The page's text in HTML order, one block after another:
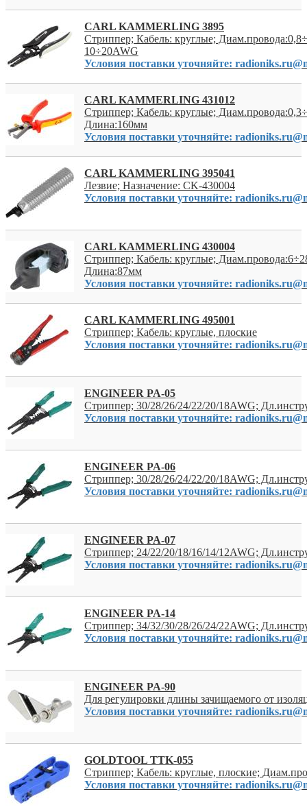
CARL KAMMERLING 3895
Стриппер; Кабель: круглые;
10÷20AWG
Условия поставки уточняйте:
CARL KAMMERLING 431012
Стриппер; Кабель: круглые;
Длина:160мм
Условия поставки уточняйте:
CARL KAMMERLING 395041
Лезвие; Назначение: CK-430004
Условия поставки уточняйте:
CARL KAMMERLING 430004
Стриппер; Кабель: круглые;
Длина:87мм
Условия поставки уточняйте:
CARL KAMMERLING 495001
Стриппер; Кабель: круглые, плоские
Условия поставки уточняйте:
ENGINEER PA-05
Стриппер; 30/28/26/24/22/20/18AWG;
Условия поставки уточняйте:
ENGINEER PA-06
Стриппер; 30/28/26/24/22/20/18AWG;
Условия поставки уточняйте:
ENGINEER PA-07
Стриппер; 24/22/20/18/16/14/12AWG;
Условия поставки уточняйте:
ENGINEER PA-14
Стриппер; 34/32/30/28/26/24/22AWG;
Условия поставки уточняйте:
ENGINEER PA-90
Для регулировки длины зачищаемого от
Условия поставки уточняйте:
GOLDTOOL TTK-055
Стриппер; Кабель: круглые, плоские;
Условия поставки уточняйте: